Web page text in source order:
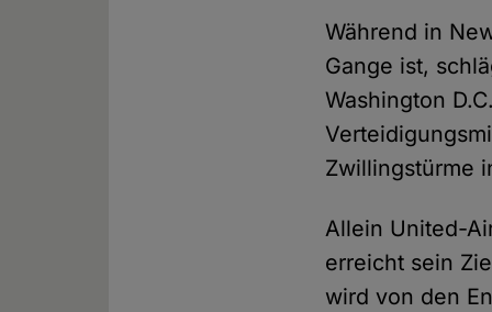
Während in
Gange ist,
Washington
Zwillingstürme
Allein United-
erreicht sein
wird von den